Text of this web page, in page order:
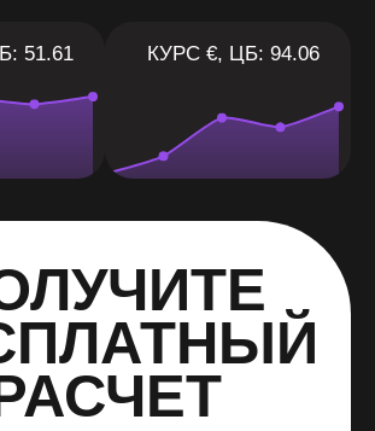
51.61 КУРС €, ЦБ: 94.06